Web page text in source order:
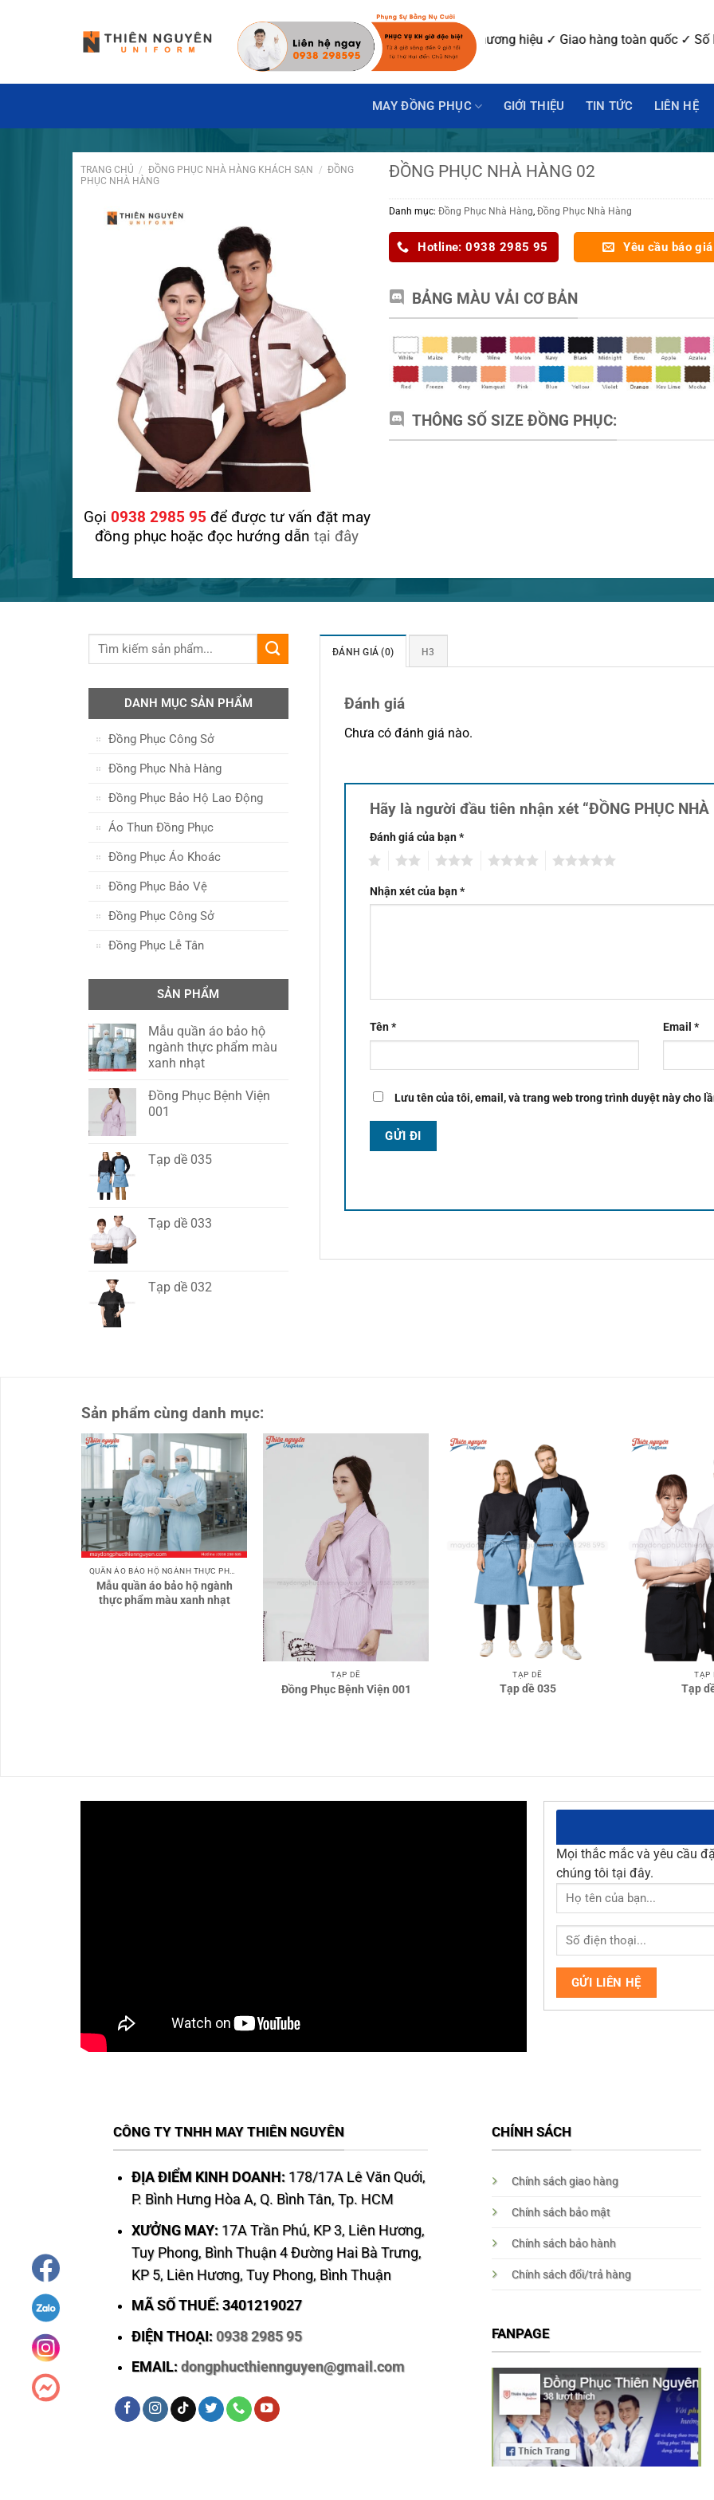
Đặt hàng hôm nay ✓ Miễn phí thiết kế may mẫu ✓ In-Thêu logo thương hiệu ✓ Giao hàng toàn quốc ✓ Số
MAY ĐỒNG PHỤC GIỚI THIỆU TIN TỨC LIÊN HỆ
TRANG CHỦ / ĐỒNG PHỤC NHÀ HÀNG KHÁCH SẠN / ĐỒNG
PHỤC NHÀ HÀNG
ĐỒNG PHỤC NHÀ HÀNG 02
Gọi 0938 2985 95 để được tư vấn đặt may
đồng phục hoặc đọc hướng dẫn tại đây
Danh mục:Đồng Phục Nhà Hàng,Đồng Phục Nhà Hàng
Hotline: 0938 2985 95 Yêu cầu báo giá
BẢNG MÀU VẢI CƠ BẢN
THÔNG SỐ SIZE ĐỒNG PHỤC:
DANH MỤC SẢN PHẨM
Đồng Phục Công Sở
Đồng Phục Nhà Hàng
Đồng Phục Bảo Hộ Lao Động
Áo Thun Đồng Phục
Đồng Phục Áo Khoác
Đồng Phục Bảo Vệ
Đồng Phục Công Sở
Đồng Phục Lễ Tân
SẢN PHẨM
Mẫu quần áo bảo hộ
ngành thực phẩm màu
xanh nhạt
Đồng Phục Bệnh Viện
001
Tạp dề 035
Tạp dề 033
Tạp dề 032
ĐÁNH GIÁ (0) H3
Đánh giá
Chưa có đánh giá nào.
Hãy là người đầu tiên nhận xét “ĐỒNG PHỤC NHÀ
Đánh giá của bạn*
Nhận xét của bạn*
Tên* Email*
Lưu tên của tôi, email, và trang web trong trình duyệt này cho
Sản phẩm cùng danh mục:
QUẦN ÁO BẢO HỘ NGÀNH THỰC PHẨM
Mẫu quần áo bảo hộ ngành
thực phẩm màu xanh nhạt
TẠP DỀ
Đồng Phục Bệnh Viện 001
TẠP DỀ
Tạp dề 035
TẠP
Tạp
Mọi thắc mắc và yêu cầu
chúng tôi tại đây.
CÔNG TY TNHH MAY THIÊN NGUYÊN
ĐỊA ĐIỂM KINH DOANH: 178/17A Lê Văn Quới,
P. Bình Hưng Hòa A, Q. Bình Tân, Tp. HCM
XƯỞNG MAY: 17A Trần Phú, KP 3, Liên Hương,
Tuy Phong, Bình Thuận 4 Đường Hai Bà Trưng,
KP 5, Liên Hương, Tuy Phong, Bình Thuận
MÃ SỐ THUẾ: 3401219027
ĐIỆN THOẠI: 0938 2985 95
EMAIL: dongphucthiennguyen@gmail.com
CHÍNH SÁCH
Chính sách giao hàng
Chính sách bảo mật
Chính sách bảo hành
Chính sách đổi/trả hàng
FANPAGE